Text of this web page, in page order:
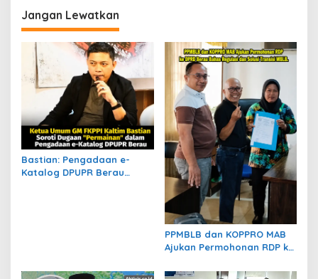
g
a
i
o
s
Jangan Lewatkan
Bastian: Pengadaan e-
Katalog DPUPR Berau
PPMBLB dan KOPPRO MAB
Ajukan Permohonan RDP ke
dan Solusi Transisi MBLB